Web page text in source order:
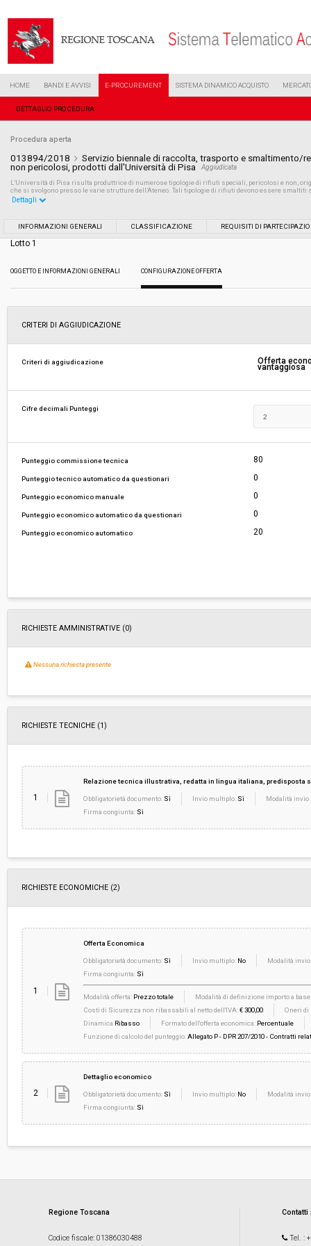
HOME BANDI E AVVISI E-PROCUREMENT SISTEMA DINAMICO ACQUISTO
DETTAGLIO PROCEDURA
Procedura aperta
013894/2018
Servizio biennale di raccolta, trasporto e smaltimento/
non pericolosi, prodotti dall'Università di Pisa
Aggiudicata
L’Università di Pisa risulta produttrice di numerose tipologie di rifiuti speciali, pericolosi e non,
che si svolgono presso le varie strutture dell’Ateneo. Tali tipologie di rifiuti devono essere smaltiti
Tipo di contratto:
27/06/2018 12:23
Svolgimento:
Responsabile attuale:
UNIVERSITÀ DI PISA - Servizio gare e degli
Direzione gare contratti e logistica
Dettagli
INFORMAZIONI GENERALI CLASSIFICAZIONE REQUISITI DI
Lotto 1
OGGETTO E INFORMAZIONI GENERALI CONFIGURAZIONE OFFERTA
CRITERI DI AGGIUDICAZIONE
Criteri di aggiudicazione Offerta
vantaggiosa
Cifre decimali Punteggi
Punteggio commissione tecnica 80
Punteggio tecnico automatico da questionari 0
Punteggio economico manuale 0
Punteggio economico automatico da questionari 0
Punteggio economico automatico 20
RICHIESTE AMMINISTRATIVE (0)
Nessuna richiesta presente
RICHIESTE TECNICHE (1)
1
Relazione tecnica illustrativa, redatta in lingua italiana, predisposta
Obbligatorietà documento: Sì Invio multiplo: Sì
Modalità invio
Firma congiunta: Sì
RICHIESTE ECONOMICHE (2)
1
Offerta Economica
Obbligatorietà documento: Sì Invio multiplo: No
Modalità
Firma congiunta: Sì
Modalità offerta: Prezzo totale
Modalità di definizione importo a base
Costi di Sicurezza non ribassabili al netto dell'IVA:€ 300,00
Oneri di
Dinamica Ribasso Formato dell'offerta economica: Percentuale
Funzione di calcolo del punteggio:Allegato P - DPR 207/2010 - Contratti
2
Dettaglio economico
Obbligatorietà documento: Sì Invio multiplo: No
Modalità
Firma congiunta: Sì
Regione Toscana
Codice fiscale: 01386030488 Tel. :